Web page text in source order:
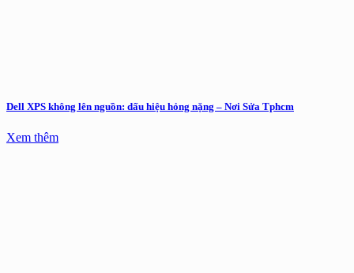
Dell XPS không lên nguồn: dấu hiệu hỏng nặng – Nơi Sửa Tphcm
Xem thêm